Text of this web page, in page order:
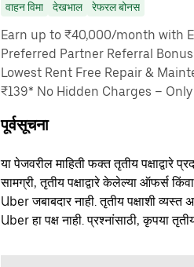
वाहन विमा देखभाल रेफरल बोनस
Earn up to ₹40,000/month with
Preferred Partner Referral
Lowest Rent Free Repair &
₹139* No Hidden Charges –
पूर्वसूचना
या पेजवरील माहिती फक्त तृतीय पक्षाद्वारे
सामग्री, तृतीय पक्षाद्वारे केलेल्या ऑफर्स
Uber जबाबदार नाही. तृतीय पक्षाशी व्यस्त
Uber हा पक्ष नाही. प्रश्नांसाठी, कृपया